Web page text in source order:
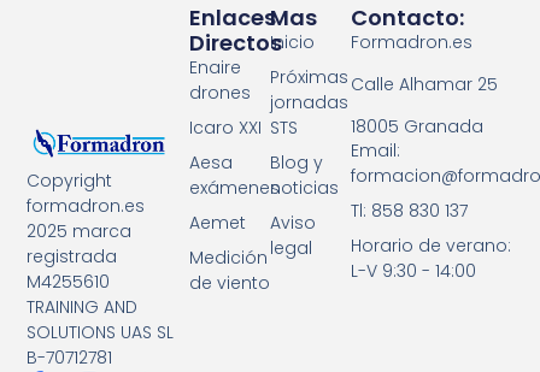
Copyright
formadron.es
2025 marca
registrada
M4255610
TRAINING AND
SOLUTIONS UAS SL
B-70712781
Mas
Inicio
Próximas
jornadas
STS
Blog y
noticias
Aviso
legal
Enlaces
Directos
Enaire
drones
Icaro XXI
Aesa
exámenes
Aemet
Medición
de viento
Contacto:
Formadron.es
Calle Alhamar 25
18005 Granada
Email:
Tl: 858 830 137
Horario de verano:
L-V 9:30 - 14:00